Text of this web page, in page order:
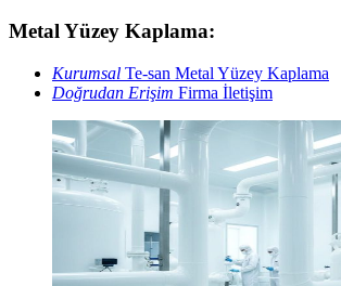
Metal Yüzey Kaplama:
Kurumsal Te-san Metal Yüzey Kaplama
Doğrudan Erişim Firma İletişim